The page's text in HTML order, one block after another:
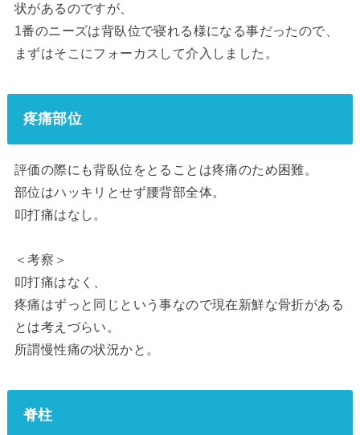
状があるのですが、
1番のニーズは背臥位で寝れる様になる事だったので、
まずはそこにフォーカスして介入しました。
疼痛部位
評価の際にも背臥位をとることは疼痛のため困難。
部位はハッキリとせず腰背部全体。
叩打痛はなし。
＜考察＞
叩打痛はなく、
疼痛はずっと同じという事なので現在新鮮な骨折がある
とは考えづらい。
所謂慢性痛の状況かと。
脊柱